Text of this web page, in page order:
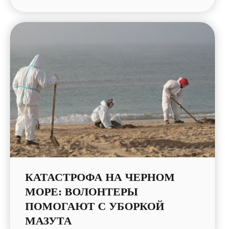
КАТАСТРОФА НА ЧЕРНОМ
МОРЕ: ВОЛОНТЕРЫ
ПОМОГАЮТ С УБОРКОЙ
МАЗУТА